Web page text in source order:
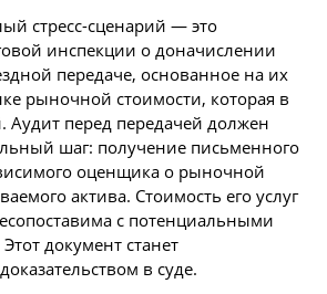
стресс-сценарий — это
инспекции о доначислении
передаче, основанное на их
рыночной стоимости, которая в
перед передачей должен
шаг: получение письменного
оценщика о рыночной
актива. Стоимость его услуг
с потенциальными
документ станет
в суде.